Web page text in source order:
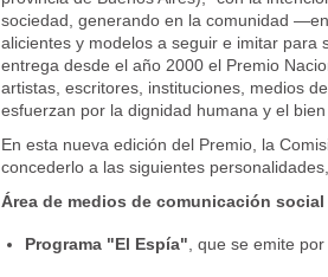
sociedad, generando en la comunidad
alicientes y modelos a seguir e imitar para
entrega desde el año 2000 el Premio
artistas, escritores, instituciones, medios
esfuerzan por la dignidad humana y el bien
En esta nueva edición del Premio, la
concederlo a las siguientes
Área de medios de comunicación social
Programa "El Espía" , que se emite